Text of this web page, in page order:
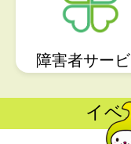
障害者サー
イベ